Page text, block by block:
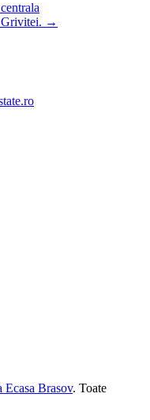
Grivitei. →
Brasov. Toate